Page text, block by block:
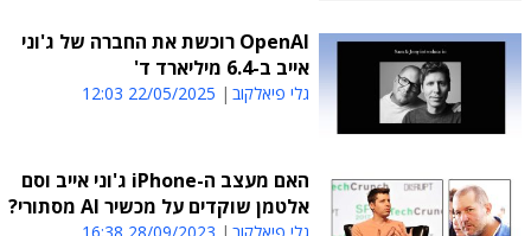
OpenAI רוכשת את החברה של ג'וני
אייב ב-6.4 מיליארד ד'
גלי פיאלקוב 22/05/2025 12:03
האם מעצב ה-iPhone ג'וני אייב וסם
אלטמן שוקדים על מכשיר AI מסתורי?
גלי פיאלקוב 28/09/2023 16:38